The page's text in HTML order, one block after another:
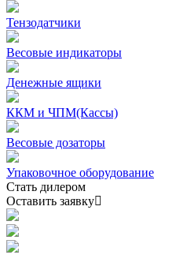
Тензодатчики
Весовые индикаторы
Денежные ящики
ККМ и ЧПМ(Кассы)
Весовые дозаторы
Упаковочное оборудование
Стать дилером
Оставить заявку